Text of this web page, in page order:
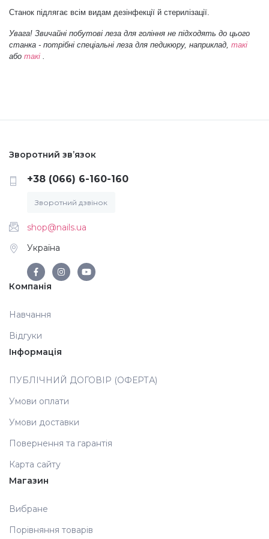
Каміфубукі (конфетті)
Інші прикраси
Фольга для лиття (ефект кракелюра)
Станок підлягає всім видам дезінфекції й стерилізації.
Увага! Звичайні побутові леза для гоління не підходять до цього
станка - потрібні спеціальні леза для педикюру, наприклад, такі
або такі
Зворотний зв’язок
+38 (066) 6-160-160
Зворотний дзвінок
shop@nails.ua
Україна
Компанія
Навчання
Відгуки
Інформація
ПУБЛІЧНИЙ ДОГОВІР (ОФЕРТА)
Умови оплати
Умови доставки
Повернення та гарантія
Карта сайту
Магазин
Вибране
Порівняння товарів